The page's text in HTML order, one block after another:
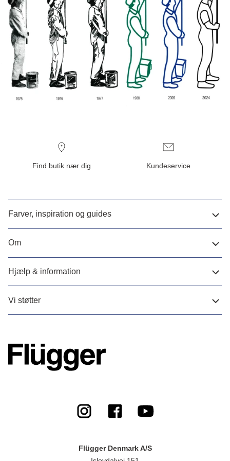
Find butik nær dig Kundeservice
Farver, inspiration og guides
Om
Hjælp & information
Vi støtter
Flügger Denmark A/S